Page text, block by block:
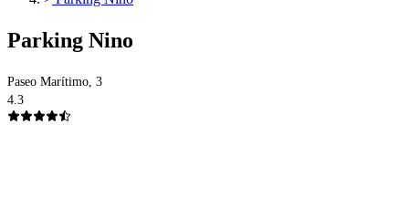
Parking Nino
Paseo Marítimo, 3
4.3